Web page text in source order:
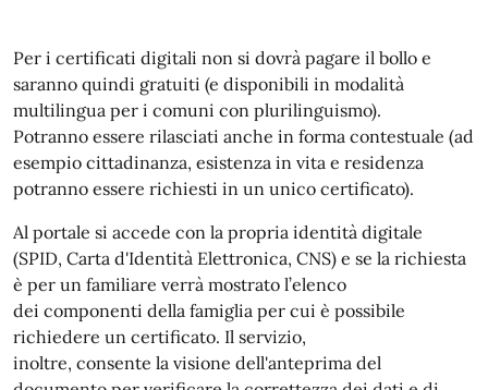
Per i certificati digitali non si dovrà pagare il bollo e
saranno quindi gratuiti (e disponibili in modalità
multilingua per i comuni con plurilinguismo).
Potranno essere rilasciati anche in forma contestuale (ad
esempio cittadinanza, esistenza in vita e residenza
potranno essere richiesti in un unico certificato).
Al portale si accede con la propria identità digitale
(SPID, Carta d'Identità Elettronica, CNS) e se la richiesta
è per un familiare verrà mostrato l’elenco
dei componenti della famiglia per cui è possibile
richiedere un certificato. Il servizio,
inoltre, consente la visione dell'anteprima del